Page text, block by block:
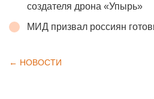
создателя дрона «Упырь»
МИД призвал россиян
← НОВОСТИ